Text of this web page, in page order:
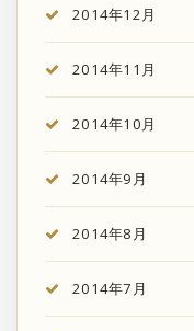
2014年12月
2014年11月
2014年10月
2014年9月
2014年8月
2014年7月